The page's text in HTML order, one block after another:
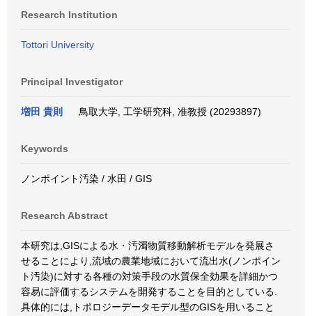
Research Institution
Tottori University
Principal Investigator
増田 貴則 鳥取大学, 工学研究科, 准教授 (20293897)
Keywords
ノンポイント汚染 / 水田 / GIS
Research Abstract
本研究は,GISによる水・汚濁物質移動解析モデルを発展さ
せることにより,流域の農業地域において流出水(ノンポイン
ト汚染)に対する各種の対策手段の水質保全効果を詳細かつ
容易に評価するシステムを開発することを目的としている.
具体的には,トポロジーデータモデル型のGISを用いること